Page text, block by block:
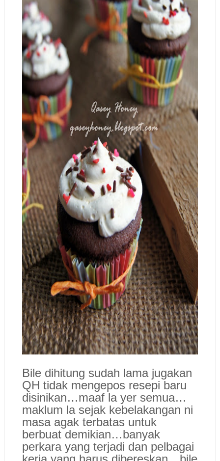
Bile dihitung sudah lama jugakan
QH tidak mengepos resepi baru
disinikan…maaf la yer semua…
maklum la sejak kebelakangan ni
masa agak terbatas untuk
berbuat demikian…banyak
perkara yang terjadi dan pelbagai